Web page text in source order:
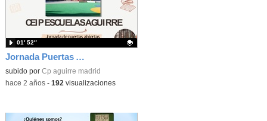
Jornada Puertas Abiertas 2024
Contenido educativo.
subido por Cp aguirre madrid
01′ 52″
-hace 2 años- 192 visualizaciones